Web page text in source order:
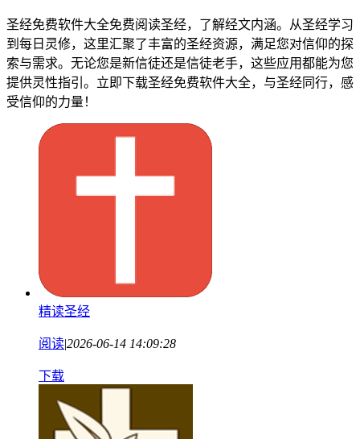
圣经免费软件大全免费阅读圣经，了解经文内涵。从圣经学习
到每日灵修，这里汇聚了丰富的圣经资源，满足您对信仰的探
索与需求。无论您是新信徒还是信徒老手，这些应用都能为您
提供灵性指引。立即下载圣经免费软件大全，与圣经同行，感
受信仰的力量！
精读圣经
阅读|2026-06-14 14:09:28
下载